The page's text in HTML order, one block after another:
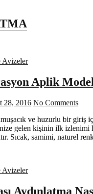
Avizeler
Aplik
28, 2016 No Comments
ve huzurlu bir giriş
gelen kişinin ilk izlenimi
Sıcak, samimi, naturel
Avizeler
Aydınlatma